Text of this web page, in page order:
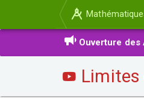
Ouverture
Limites